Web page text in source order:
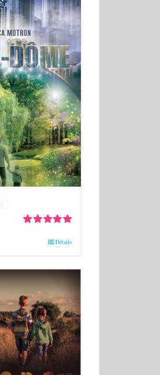
Détails